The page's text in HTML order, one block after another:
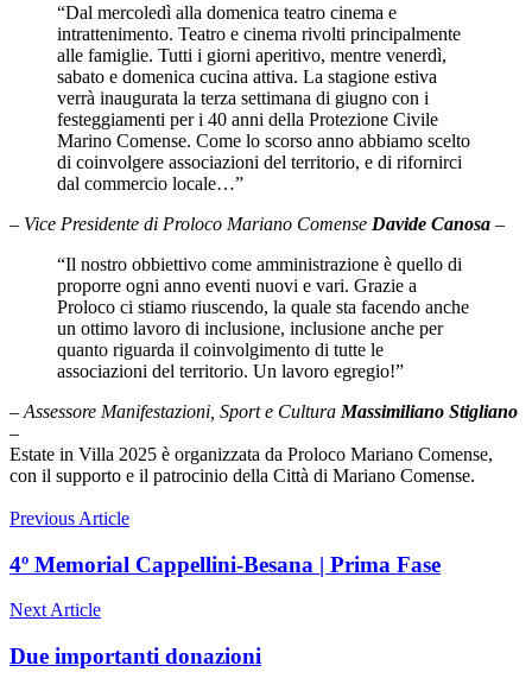
“Dal mercoledì alla domenica teatro cinema e
intrattenimento. Teatro e cinema rivolti principalmente
alle famiglie. Tutti i giorni aperitivo, mentre venerdì,
sabato e domenica cucina attiva. La stagione estiva
verrà inaugurata la terza settimana di giugno con i
festeggiamenti per i 40 anni della Protezione Civile
Marino Comense. Come lo scorso anno abbiamo scelto
di coinvolgere associazioni del territorio, e di rifornirci
dal commercio locale…”
– Vice Presidente di Proloco Mariano Comense Davide Canosa –
“Il nostro obbiettivo come amministrazione è quello di
proporre ogni anno eventi nuovi e vari. Grazie a
Proloco ci stiamo riuscendo, la quale sta facendo anche
un ottimo lavoro di inclusione, inclusione anche per
quanto riguarda il coinvolgimento di tutte le
associazioni del territorio. Un lavoro egregio!”
– Assessore Manifestazioni, Sport e Cultura Massimiliano Stigliano
–
Estate in Villa 2025 è organizzata da Proloco Mariano Comense,
con il supporto e il patrocinio della Città di Mariano Comense.
Previous Article
4º Memorial Cappellini-Besana | Prima Fase
Next Article
Due importanti donazioni